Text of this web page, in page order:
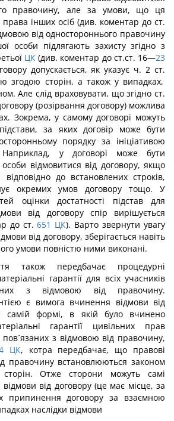
правочину, але за умови, що ця
інших осіб (див. коментар до ст.
від одностороннього правочину
особи підлягають захисту згідно з
ЦК(див. коментар до ст.ст. 16—23
допускається, як указує ч. 2 ст.
згодою сторін, а також у випадках,
Але слід враховувати, що згідно ст.
(розірвання договору) можлива
Зокрема, у самому договорі можуть
за яких договір може бути
порядку за ініціативою
Наприклад, у договорі може бути
відмовитися від договору, якщо
до встановлених строків,
окремих умов договору тощо. У
оцінки достатності підстав для
від договору спір вирішується
до ст. 651 ЦК). Варто звернути увагу
від договору, зберігається навіть
умови повністю ними виконані.
також передбачає процедурні
гарантії для всіх учасників
з відмовою від правочину.
є вимога вчинення відмови від
самій формі, в якій було вчинено
гарантії цивільних прав
пов´язаних з відмовою від правочину,
ЦК, котра передбачає, що правові
правочину встановлюються законом
сторін. Отже сторони можуть самі
від договору (це має місце, за
припинення договору за взаємною
наслідки відмови